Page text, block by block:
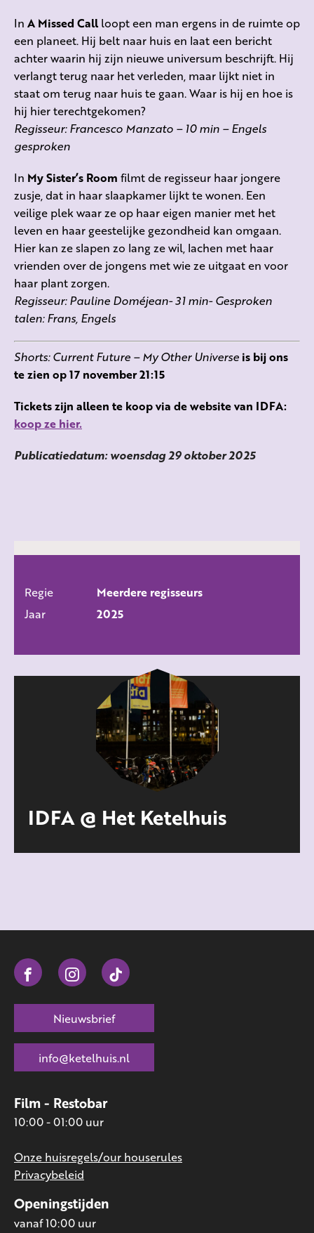
In A Missed Call loopt een man ergens in de ruimte op
een planeet. Hij belt naar huis en laat een bericht
achter waarin hij zijn nieuwe universum beschrijft. Hij
verlangt terug naar het verleden, maar lijkt niet in
staat om terug naar huis te gaan. Waar is hij en hoe is
hij hier terechtgekomen?
Regisseur: Francesco Manzato – 10 min – Engels
gesproken
In My Sister’s Room filmt de regisseur haar jongere
zusje, dat in haar slaapkamer lijkt te wonen. Een
veilige plek waar ze op haar eigen manier met het
leven en haar geestelijke gezondheid kan omgaan.
Hier kan ze slapen zo lang ze wil, lachen met haar
vrienden over de jongens met wie ze uitgaat en voor
haar plant zorgen.
Regisseur: Pauline Doméjean- 31 min- Gesproken
talen: Frans, Engels
Shorts: Current Future – My Other Universe is bij ons
te zien op 17 november 21:15
Tickets zijn alleen te koop via de website van IDFA:
koop ze hier.
Publicatiedatum: woensdag 29 oktober 2025
ALLE FILMS
Regie
Meerdere regisseurs
Jaar
2025
IDFA @ Het Ketelhuis
Openingstijden
vanaf 10:00 uur
Film - Restobar
10:00 - 01:00 uur
Onze huisregels/our houserules
Privacybeleid
Nieuwsbrief
info@ketelhuis.nl